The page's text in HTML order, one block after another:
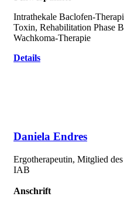
Intrathekale Baclofen-
Toxin, Rehabilitation Phase
Wachkoma-Therapie
Details
Daniela Endres
Ergotherapeutin, Mitglied
IAB
Anschrift